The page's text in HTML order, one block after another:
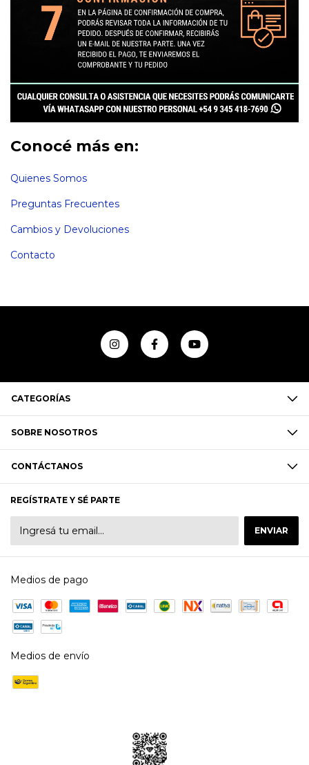
Conocé más en:
Quienes Somos
Preguntas Frecuentes
Cambios y Devoluciones
Contacto
CATEGORÍAS
SOBRE NOSOTROS
CONTÁCTANOS
REGÍSTRATE Y SÉ PARTE
Medios de pago
Medios de envío